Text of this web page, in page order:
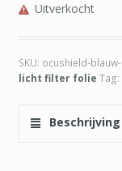
Uitverkocht
SKU: ocushield-
licht filter folie Tag:
Beschrijving